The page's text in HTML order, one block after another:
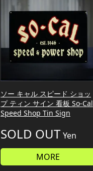
ソー キャル スピード ショッ
プ ティン サイン 看板 So-Cal
Speed Shop Tin Sign
SOLD OUT Yen
MORE